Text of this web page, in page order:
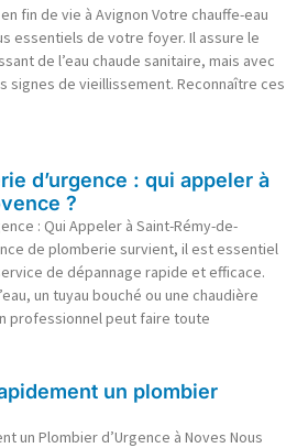
fin de vie à Avignon Votre chauffe-eau
essentiels de votre foyer. Il assure le
de l’eau chaude sanitaire, mais avec
signes de vieillissement. Reconnaître ces
d’urgence : qui appeler à
?
: Qui Appeler à Saint-Rémy-de-
de plomberie survient, il est essentiel
de dépannage rapide et efficace.
un tuyau bouché ou une chaudière
professionnel peut faire toute
un plombier
un Plombier d’Urgence à Noves Nous